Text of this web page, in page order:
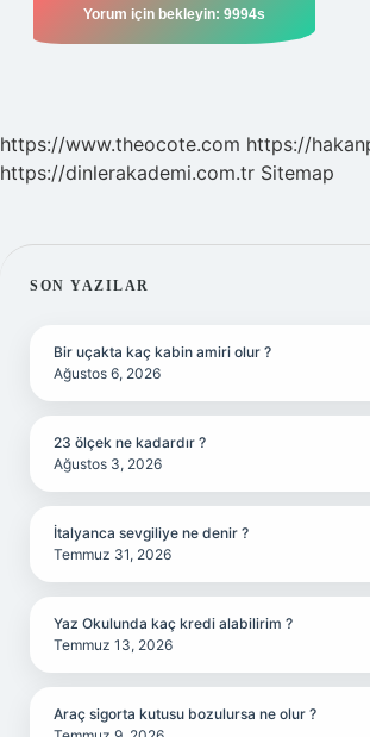
https://www.theocote.com https://
https://dinlerakademi.com.tr Sitemap
SIDEBAR
SON YAZILAR
Bir uçakta kaç kabin amiri olur ?
Ağustos 6, 2026
23 ölçek ne kadardır ?
Ağustos 3, 2026
İtalyanca sevgiliye ne denir ?
Temmuz 31, 2026
Yaz Okulunda kaç kredi alabilirim ?
Temmuz 13, 2026
Araç sigorta kutusu bozulursa ne olur ?